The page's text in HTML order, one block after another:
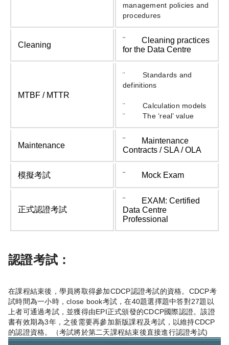
management policies and
procedures
Cleaning
¨ Cleaning practices
for the Data Centre
MTBF / MTTR
¨ Standards and
definitions
¨ Calculation models
¨ The ‘real’ value
Maintenance
¨ Maintenance
Contracts / SLA / OLA
模擬考試 ¨ Mock Exam
正式認證考試
¨ EXAM: Certified
Data Centre
Professional
認證考試：
在課程結束後，學員將取得參加CDCP認證考試的資格。CDCP考
試時間為一小時，close book考試，在40題選擇題中答對27題以
上者可通過考試，並獲得由EPI正式頒發的CDCP國際認證。該證
書有效期為3年，之後需要再參加新版課程及考試，以維持CDCP
的認證資格。（考試將於第二天課程結束後直接進行認證考試)